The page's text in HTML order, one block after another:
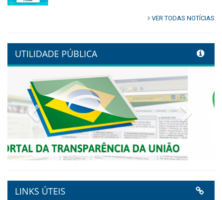
alinhamento estratégico do
Conecta+ Tamandaré.
NOTA DE PESAR E LUTO OFICIAL
Publicado em: 9 de junho de 2026
Plano Diretor – 2026
Publicado em: 14 de maio de 2026
VER TODAS NOTÍCIAS